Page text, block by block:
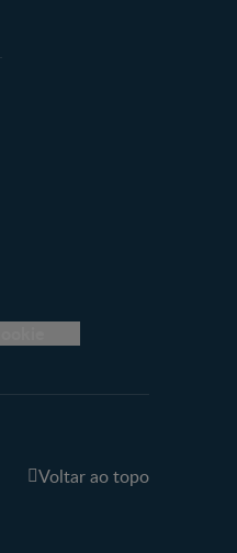
Voltar ao topo